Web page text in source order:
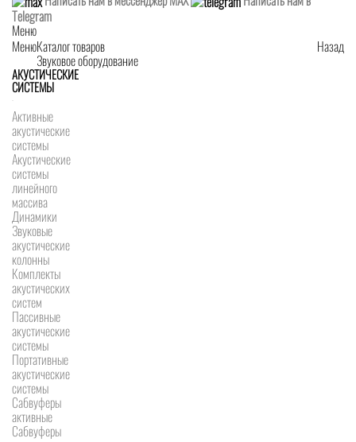
Telegram
Меню
Меню
Назад
Каталог товаров
Звуковое оборудование
АКУСТИЧЕСКИЕ
СИСТЕМЫ
Активные
акустические
системы
Акустические
системы
линейного
массива
Динамики
Звуковые
акустические
колонны
Комплекты
акустических
систем
Пассивные
акустические
системы
Портативные
акустические
системы
Сабвуферы
активные
Сабвуферы